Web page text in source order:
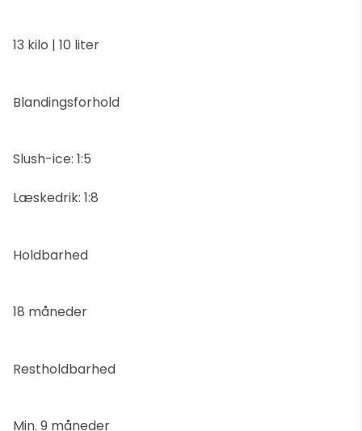
13 kilo | 10 liter
Blandingsforhold
Slush-ice: 1:5
Læskedrik: 1:8
Holdbarhed
18 måneder
Restholdbarhed
Min. 9 måneder